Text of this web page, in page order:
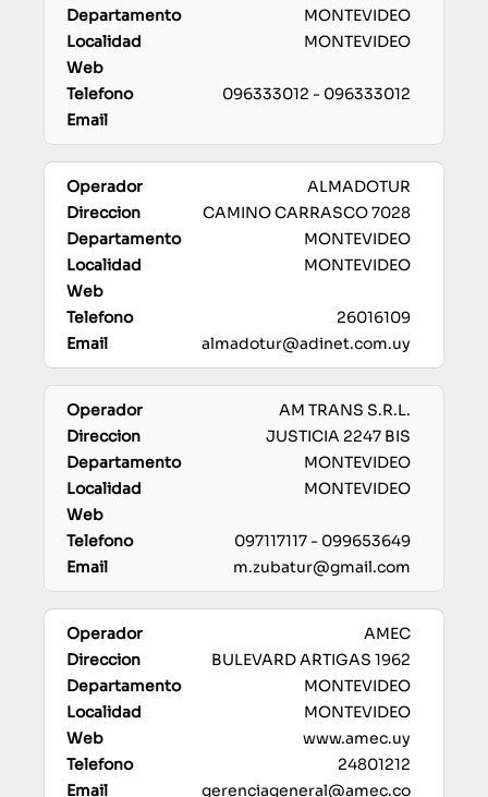
MONTEVIDEO
MONTEVIDEO
096333012 - 096333012
ALMADOTUR
CAMINO CARRASCO 7028
MONTEVIDEO
MONTEVIDEO
26016109
almadotur@adinet.com.uy
AM TRANS S.R.L.
JUSTICIA 2247 BIS
MONTEVIDEO
MONTEVIDEO
097117117 - 099653649
m.zubatur@gmail.com
AMEC
BULEVARD ARTIGAS 1962
MONTEVIDEO
MONTEVIDEO
www.amec.uy
24801212
gerenciageneral@amec.co